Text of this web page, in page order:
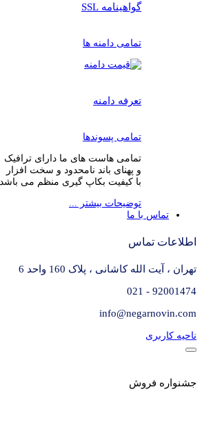
گواهینامه SSL
تمامی دامنه ها
تعرفه دامنه
تمامی پسوندها
تمامی هاست های ما دارای ترافیک
و پهنای باند نامحدود و سخت افزار
با کیفیت بکاپ گیری منظم می باشد
توضیحات بیشتر ...
تماس با ما
اطلاعات تماس
تهران ، آیت الله کاشانی ، پلاک 160 واحد 6
92001474 - 021
info@negarnovin.com
ناحیه کاربری
جشنواره فروش